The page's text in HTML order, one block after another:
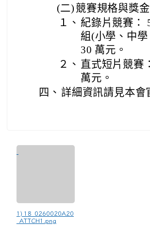
(二) 競賽規格與獎金
１、 紀錄片競賽：
組(小學、中
30 萬元。
２、 直式短片競賽
萬元。
四、 詳細資訊請見本會
1) 18_0260020A20
_ATTCH1.png